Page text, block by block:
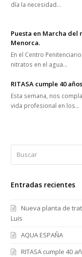
día la necesidad…
Puesta en Marcha del
Menorca.
En el Centro
nitratos en el agua…
RITASA cumple 40 años
Esta semana, nos
vida profesional en los…
Entradas recientes
Nueva planta de
Luis
AQUA ESPAÑA
RITASA cumple 40